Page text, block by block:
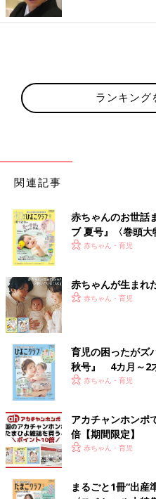
ランキング
関連記事
赤ちゃんのお世話
ブ 夏号』〈巻頭
く！ おっぱい・ミ
赤ちゃん・育児
赤ちゃんが生まれ
赤ちゃん・育児
育児の困ったがズ
秋号』 4カ月～2
いっぱい！
赤ちゃん・育児
アカチャンホンポ
倍【期間限定】
赤ちゃん・育児
まるごと1冊“出産